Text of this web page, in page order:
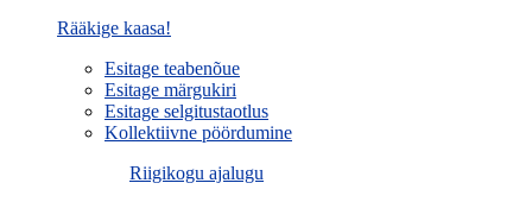
Rääkige kaasa!
Esitage teabenõue
Esitage märgukiri
Esitage selgitustaotlus
Kollektiivne pöördumine
Riigikogu ajalugu